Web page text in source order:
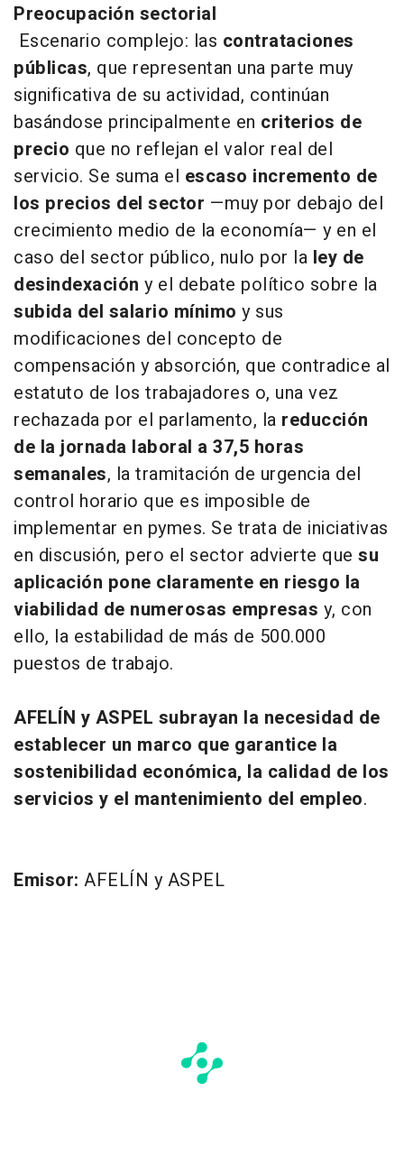
Preocupación sectorial
Escenario complejo: las contrataciones
públicas, que representan una parte muy
significativa de su actividad, continúan
basándose principalmente en criterios de
precio que no reflejan el valor real del
servicio. Se suma el escaso incremento de
los precios del sector —muy por debajo del
crecimiento medio de la economía— y en el
caso del sector público, nulo por la ley de
desindexación y el debate político sobre la
subida del salario mínimo y sus
modificaciones del concepto de
compensación y absorción, que contradice al
estatuto de los trabajadores o, una vez
rechazada por el parlamento, la reducción
de la jornada laboral a 37,5 horas
semanales, la tramitación de urgencia del
control horario que es imposible de
implementar en pymes. Se trata de iniciativas
en discusión, pero el sector advierte que su
aplicación pone claramente en riesgo la
viabilidad de numerosas empresas y, con
ello, la estabilidad de más de 500.000
puestos de trabajo.
AFELÍN y ASPEL subrayan la necesidad de
establecer un marco que garantice la
sostenibilidad económica, la calidad de los
servicios y el mantenimiento del empleo.
Emisor: AFELÍN y ASPEL